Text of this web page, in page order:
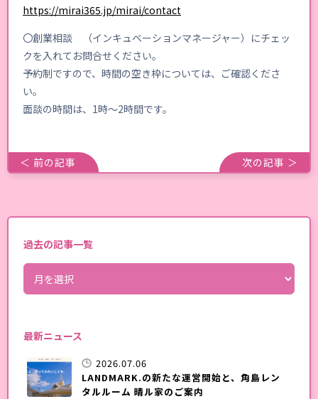
https://mirai365.jp/mirai/contact
〇創業相談 （インキュベーションマネージャー）にチェッ
クを入れてお問合せください。
予約制ですので、時間の空き枠については、ご確認くださ
い。
面談の時間は、1時～2時間です。
＜ 前の記事 次の記事 ＞
過去の記事一覧
最新ニュース
2026.07.06
LANDMARK.の新たな運営開始と、角島レン
タルルーム 晴ル家のご案内